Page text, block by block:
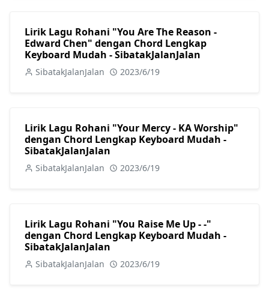
Lirik Lagu Rohani "You Are The Reason -
Edward Chen" dengan Chord Lengkap
Keyboard Mudah - SibatakJalanJalan
SibatakJalanJalan 2023/6/19
Lirik Lagu Rohani "Your Mercy - KA Worship"
dengan Chord Lengkap Keyboard Mudah -
SibatakJalanJalan
SibatakJalanJalan 2023/6/19
Lirik Lagu Rohani "You Raise Me Up - -"
dengan Chord Lengkap Keyboard Mudah -
SibatakJalanJalan
SibatakJalanJalan 2023/6/19